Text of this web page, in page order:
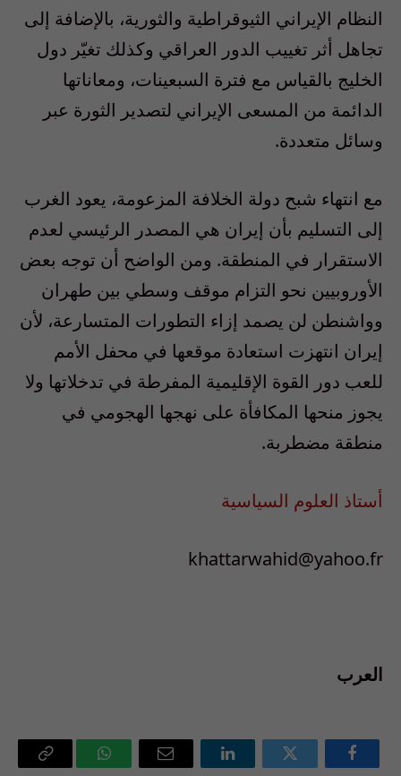
النظام الإيراني الثيوقراطية والثورية، بالإضافة إلى
تجاهل أثر تغييب الدور العراقي وكذلك تغيّر دول
الخليج بالقياس مع فترة السبعينات، ومعاناتها
الدائمة من المسعى الإيراني لتصدير الثورة عبر
وسائل متعددة.
مع انتهاء شبح دولة الخلافة المزعومة، يعود الغرب
إلى التسليم بأن إيران هي المصدر الرئيسي لعدم
الاستقرار في المنطقة. ومن الواضح أن توجه بعض
الأوروبيين نحو التزام موقف وسطي بين طهران
وواشنطن لن يصمد إزاء التطورات المتسارعة، لأن
إيران انتهزت استعادة موقعها في محفل الأمم
للعب دور القوة الإقليمية المفرطة في تدخلاتها ولا
يجوز منحها المكافأة على نهجها الهجومي في
منطقة مضطربة.
أستاذ العلوم السياسية
khattarwahid@yahoo.fr
العرب
فيسبوك تويتر لينكدإن
البريد
واتساب Copy